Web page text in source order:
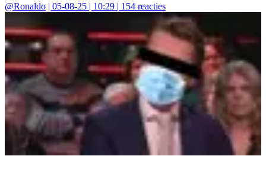
@Ronaldo | 05-08-25 | 10:29 | 154 reacties